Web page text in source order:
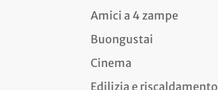
Amici a 4 zampe
Buongustai
Cinema
Edilizia e riscaldamento